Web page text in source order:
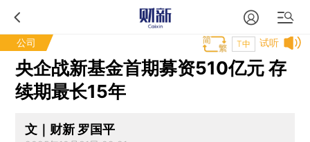
公司 试听
T中
央企战新基金首期募资510亿元 存
续期最长15年
文｜财新 罗国平